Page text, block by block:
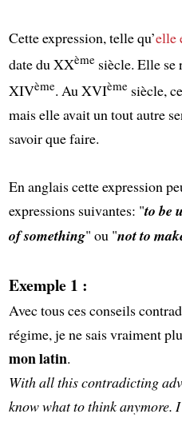
Cette expression, telle qu’elle
date du XXèmesiècle. Elle se
XIVème. Au XVIèmesiècle,
mais elle avait un tout autre
savoir que faire.
En anglais cette expression
expressions suivantes: "to be
of something" ou "not to
Exemple 1 :
Avec tous ces conseils
régime, je ne sais vraiment
mon latin.
With all this contradicting
know what to think anymore.